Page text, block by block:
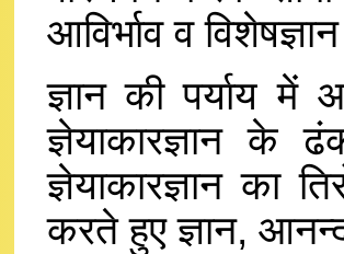
आविर्भाव व
ज्ञान की पर्याय में
ज्ञेयाकारज्ञान के
ज्ञेयाकारज्ञान का
करते हुए ज्ञान,